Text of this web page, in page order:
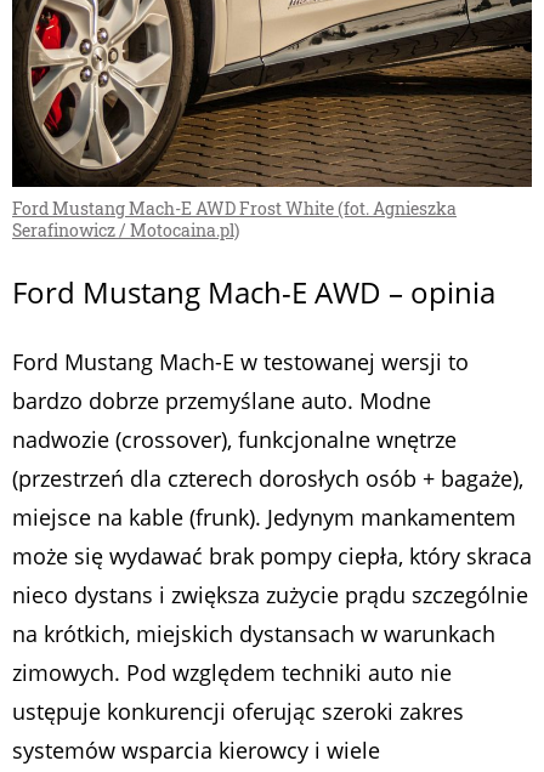
Ford Mustang Mach-E AWD Frost White (fot. Agnieszka
Serafinowicz / Motocaina.pl)
Ford Mustang Mach-E AWD – opinia
Ford Mustang Mach-E w testowanej wersji to
bardzo dobrze przemyślane auto. Modne
nadwozie (crossover), funkcjonalne wnętrze
(przestrzeń dla czterech dorosłych osób + bagaże),
miejsce na kable (frunk). Jedynym mankamentem
może się wydawać brak pompy ciepła, który skraca
nieco dystans i zwiększa zużycie prądu szczególnie
na krótkich, miejskich dystansach w warunkach
zimowych. Pod względem techniki auto nie
ustępuje konkurencji oferując szeroki zakres
systemów wsparcia kierowcy i wiele